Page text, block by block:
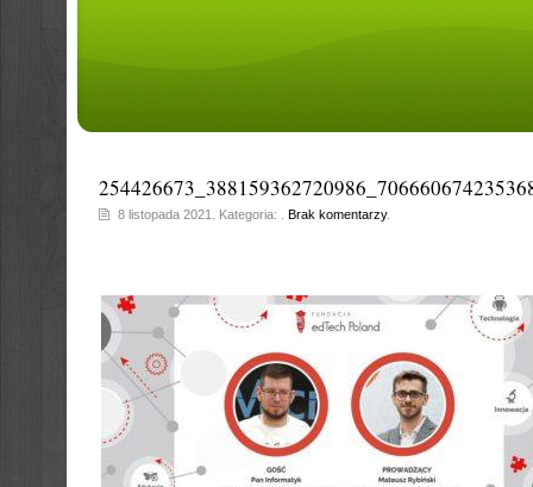
8 listopada 2021. Kategoria: . Brak komentarzy.